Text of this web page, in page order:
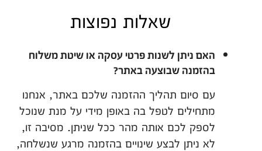
שאלות נפוצות
האם ניתן לשנות פרטי עסקה או שיטת משלוח
בהזמנה שבוצעה באתר?
עם סיום תהליך ההזמנה שלכם באתר, אנחנו
מתחילים לטפל בה באופן מידי על מנת שנוכל
לספק לכם אותה מהר ככל שניתן. מסיבה זו,
לא ניתן לבצע שינויים בהזמנה מרגע שנשלחה,